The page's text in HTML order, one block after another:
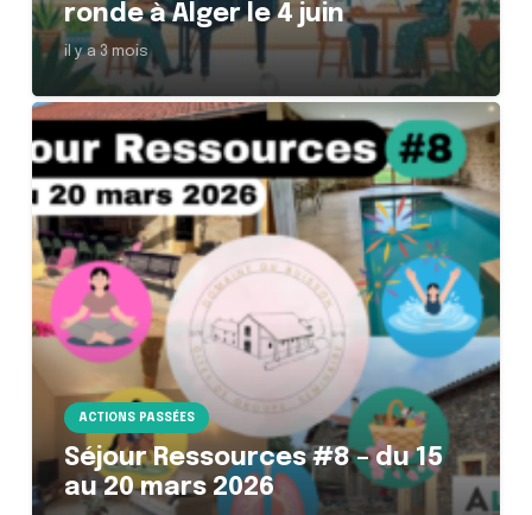
ronde à Alger le 4 juin
il y a 3 mois
ACTIONS PASSÉES
Séjour Ressources #8 – du 15
au 20 mars 2026